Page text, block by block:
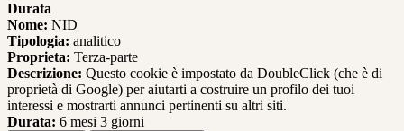
Durata
Nome: NID
Tipologia: analitico
Proprieta: Terza-parte
Descrizione: Questo cookie è impostato da DoubleClick (che è di
proprietà di Google) per aiutarti a costruire un profilo dei tuoi
interessi e mostrarti annunci pertinenti su altri siti.
Durata: 6 mesi 3 giorni